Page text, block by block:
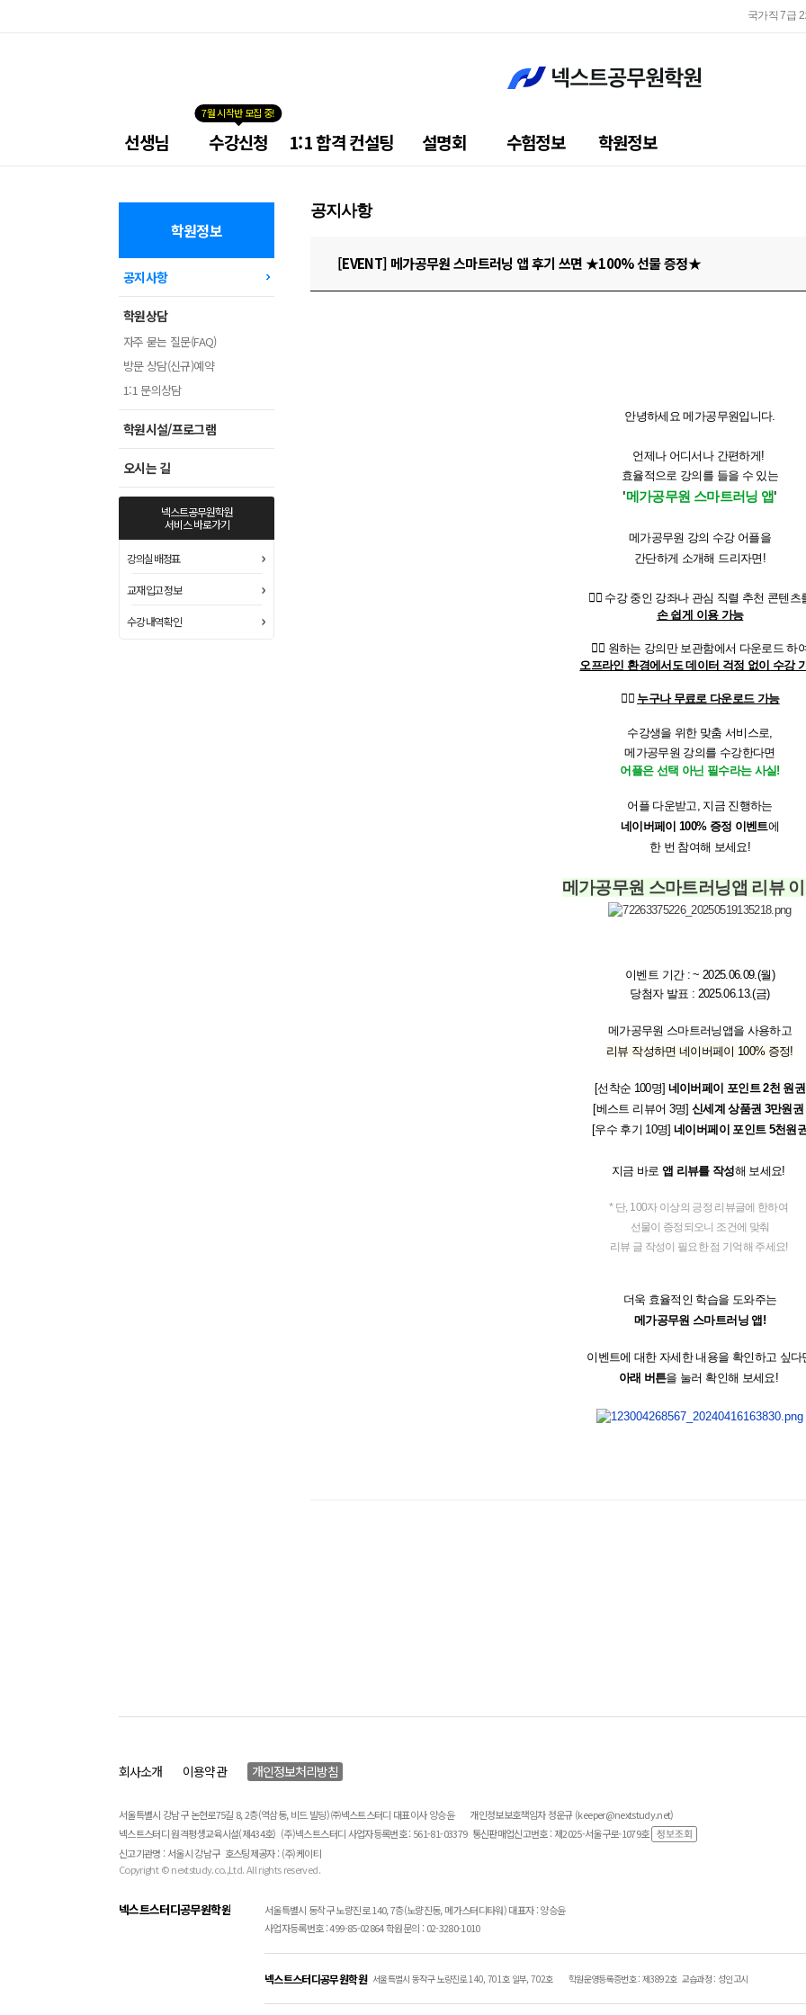
국가직 7급
선생님
7월 시작반 모집 중!
수강신청 1:1 합격 컨설팅 설명회 수험정보 학원정보
학원정보
공지사항
학원상담
자주 묻는 질문(FAQ)
방문 상담(신규)예약
1:1 문의상담
학원시설/프로그램
오시는 길
넥스트공무원학원
서비스 바로가기
강의실 배정표
교재 입고 정보
수강 내역 확인
공지사항
[EVENT] 메가공무원 스마트러닝 앱 후기 쓰면 ★100% 선물 증정★
안녕하세요 메가공무원입니다.
언제나 어디서나 간편하게!
효율적으로 강의를 들을 수 있는
'메가공무원 스마트러닝 앱'
메가공무원 강의 수강 어플을
간단하게 소개해 드리자면!
☝🏻 수강 중인 강좌나 관심 직렬 추천 콘텐츠
손 쉽게 이용 가능
✌🏻​ 원하는 강의만 보관함에서 다운로드 하
오프라인 환경에서도 데이터 걱정 없이 수강
👌🏻 누구나 무료로 다운로드 가능
수강생을 위한 맞춤 서비스로,
메가공무원 강의를 수강한다면
어플은 선택 아닌 필수라는 사실!
어플 다운받고, 지금 진행하는
네이버페이 100% 증정 이벤트에
한 번 참여해 보세요!
메가공무원 스마트러닝앱 리뷰
이벤트 기간 : ~ 2025.06.09.(월)
당첨자 발표 : 2025.06.13.(금)
메가공무원 스마트러닝앱을 사용하고
리뷰 작성하면 네이버페이 100% 증정!
[선착순 100명] 네이버페이 포인트 2천 원권
[베스트 리뷰어 3명] 신세계 상품권 3만원권
[우수 후기 10명]네이버페이 포인트 5천원
지금 바로 앱 리뷰를 작성해 보세요!
* 단, 100자 이상의 긍정 리뷰글에 한하여
선물이 증정되오니 조건에 맞춰
리뷰 글 작성이 필요한 점 기억해 주세요!
더욱 효율적인 학습을 도와주는
메가공무원 스마트러닝 앱!
이벤트에 대한 자세한 내용을 확인하고 싶다
아래 버튼을 눌러 확인해 보세요!
회사소개 이용약관 개인정보처리방침
서울특별시 강남구 논현로75길 8, 2층(역삼동, 비드 빌딩) ㈜넥스트스터디 대표이사 양승윤
개인정보보호책임자 정운규 (keeper@nextstudy.net)
넥스트스터디 원격평생교육시설(제434호) (주)넥스트스터디 사업자등록번호 : 561-81-03379 통신판매업신고번호 : 제2025-서울구로-1079호
신고기관명 : 서울시 강남구 호스팅제공자 : (주)케이티
Copyright © nextstudy.co.,Ltd. All rights reserved.
넥스트스터디공무원학원
서울특별시 동작구 노량진로 140, 7층(노량진동, 메가스터디타워) 대표자 : 양승윤
사업자등록번호 : 499-85-02864 학원문의 : 02-3280-1010
넥스트스터디공무원학원 서울특별시 동작구 노량진로 140, 701호 일부, 702호 학원운영등록증번호 : 제3892호 교습과정 : 성인고시